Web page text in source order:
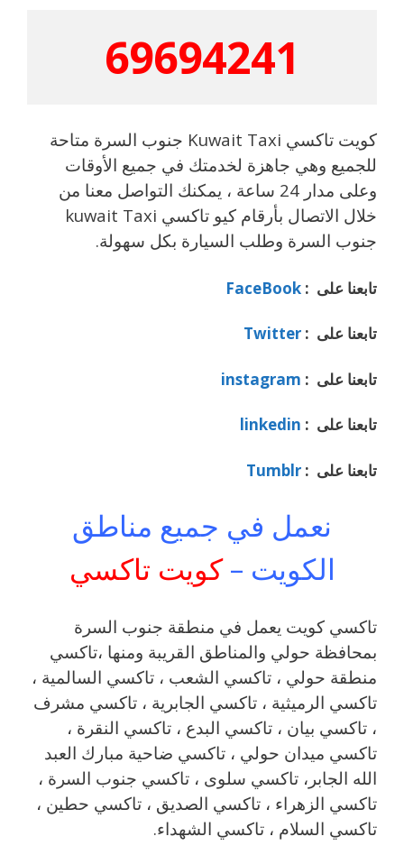
69694241
كويت تاكسي Kuwait Taxi جنوب السرة متاحة
للجميع وهي جاهزة لخدمتك في جميع الأوقات
وعلى مدار 24 ساعة ، يمكنك التواصل معنا من
خلال الاتصال بأرقام كيو تاكسي kuwait Taxi
جنوب السرة وطلب السيارة بكل سهولة.
تابعنا على : FaceBook
تابعنا على : Twitter
تابعنا على : instagram
تابعنا على : linkedin
تابعنا على : Tumblr
نعمل في جميع مناطق
الكويت –كويت تاكسي
تاكسي كويت يعمل في منطقة جنوب السرة
بمحافظة حولي والمناطق القريبة ‎ومنها ،تاكسي
منطقة حولي ، تاكسي الشعب ، تاكسي السالمية ،
تاكسي الرميثية ، تاكسي الجابرية ، تاكسي مشرف
، تاكسي بيان ، تاكسي البدع ، تاكسي النقرة ،
تاكسي ميدان حولي ، تاكسي ضاحية مبارك العبد
الله الجابر، تاكسي سلوى ، تاكسي جنوب السرة ،
تاكسي الزهراء ، تاكسي الصديق ، تاكسي حطين ،
تاكسي السلام ، تاكسي الشهداء.